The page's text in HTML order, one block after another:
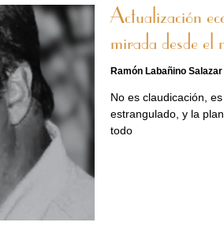
Actualización
mirada desde el
Ramón Labañino Salazar
No es claudicación,
estrangulado, y la
todo